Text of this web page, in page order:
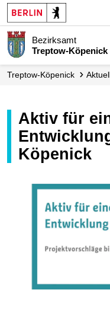
Bezirksamt
Treptow-Köpenick
Treptow-Köpenick
Aktiv für eine nachhaltige
Köpenick